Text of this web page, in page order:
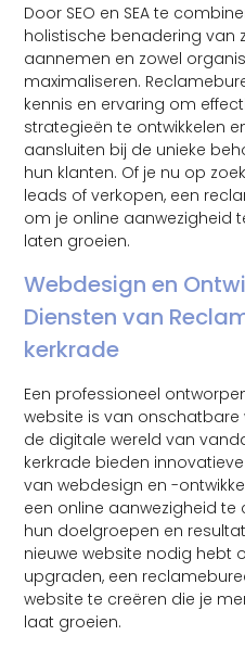
Door SEO en SEA te
holistische benadering van
aannemen en zowel
maximaliseren.
kennis en ervaring om
strategieën te ontwikkelen
aansluiten bij de unieke
hun klanten. Of je nu op
leads of verkopen, een
om je online aanwezigheid
laten groeien.
Webdesign en
Diensten van
kerkrade
Een professioneel
website is van
de digitale wereld van
kerkrade bieden
van webdesign en -
een online aanwezigheid
hun doelgroepen en
nieuwe website nodig hebt
upgraden, een
website te creëren die je
laat groeien.